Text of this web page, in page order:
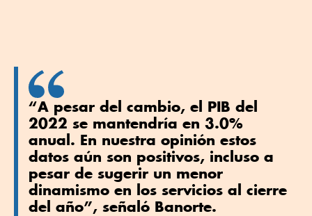
“A pesar del cambio, el PIB del
2022 se mantendría en 3.0%
anual. En nuestra opinión estos
datos aún son positivos, incluso a
pesar de sugerir un menor
dinamismo en los servicios al cierre
del año”, señaló Banorte.